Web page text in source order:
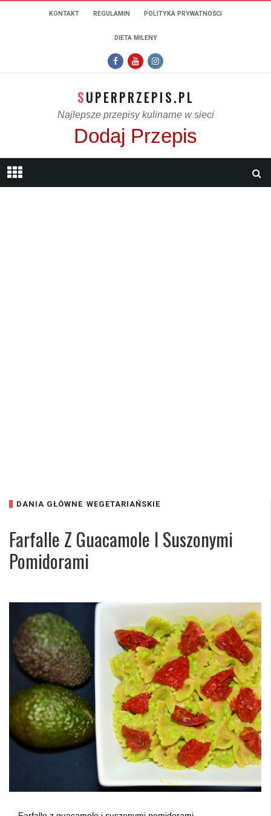
KONTAKT REGULAMIN POLITYKA PRYWATNOŚCI
DIETA MILENY
SUPERPRZEPIS.PL
Najlepsze przepisy kulinarne w sieci
Dodaj Przepis
DANIA GŁÓWNE WEGETARIAŃSKIE
Farfalle Z Guacamole I Suszonymi
Pomidorami